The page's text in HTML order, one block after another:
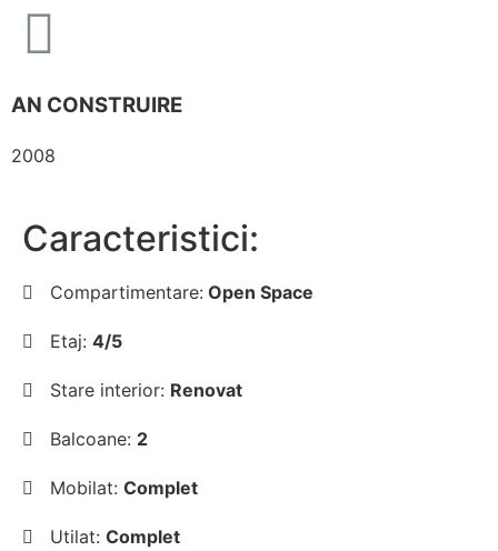
AN CONSTRUIRE
2008
Caracteristici:
Compartimentare: Open Space
Etaj: 4/5
Stare interior: Renovat
Balcoane: 2
Mobilat: Complet
Utilat: Complet